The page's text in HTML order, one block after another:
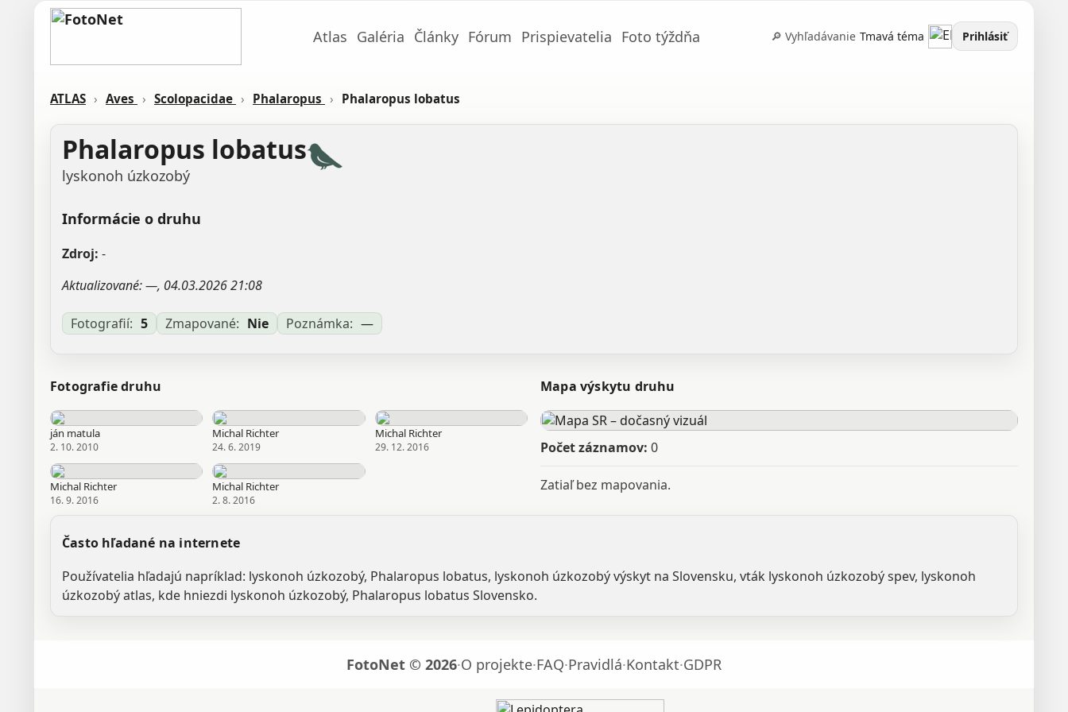
Atlas Galéria Články Fórum Prispievatelia Foto týždňa 🔎 Vyhľadávanie Tmavá téma Prihlásiť
ATLAS › Aves › Scolopacidae › Phalaropus › Phalaropus lobatus
Phalaropus lobatus
lyskonoh úzkozobý
Informácie o druhu
Zdroj: -
Aktualizované: —, 04.03.2026 21:08
Fotografií: 5 Zmapované: Nie Poznámka: —
Fotografie druhu
ján matula
2. 10. 2010
Michal Richter
24. 6. 2019
Michal Richter
29. 12. 2016
Michal Richter
16. 9. 2016
Michal Richter
2. 8. 2016
Mapa výskytu druhu
Počet záznamov: 0
Zatiaľ bez mapovania.
Často hľadané na internete
Používatelia hľadajú napríklad: lyskonoh úzkozobý, Phalaropus lobatus, lyskonoh úzkozobý výskyt na Slovensku, vták lyskonoh úzkozobý spev, lyskonoh
úzkozobý atlas, kde hniezdi lyskonoh úzkozobý, Phalaropus lobatus Slovensko.
FotoNet © 2026·O projekte·FAQ·Pravidlá·Kontakt·GDPR